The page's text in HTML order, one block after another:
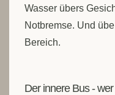
Wasser übers
Notbremse. Und
Bereich.
Der innere Bus -